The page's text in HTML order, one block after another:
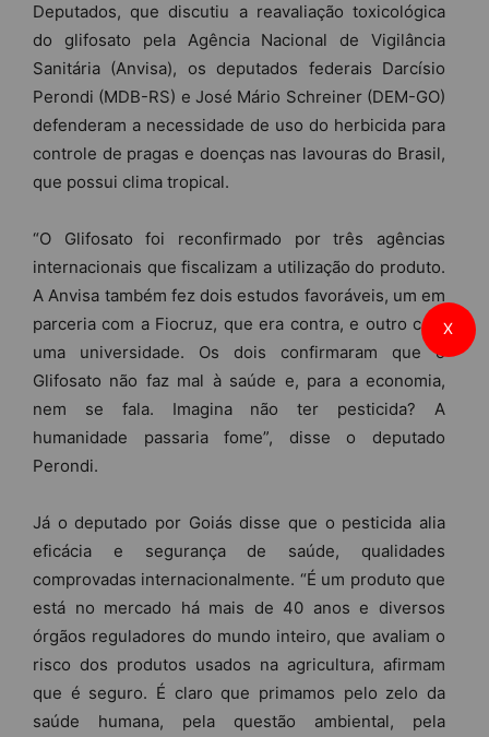
Deputados, que discutiu a reavaliação toxicológica
do glifosato pela Agência Nacional de Vigilância
Sanitária (Anvisa), os deputados federais Darcísio
Perondi (MDB-RS) e José Mário Schreiner (DEM-GO)
defenderam a necessidade de uso do herbicida para
controle de pragas e doenças nas lavouras do Brasil,
que possui clima tropical.
“O Glifosato foi reconfirmado por três agências
internacionais que fiscalizam a utilização do produto.
A Anvisa também fez dois estudos favoráveis, um em
parceria com a Fiocruz, que era contra, e outro com
uma universidade. Os dois confirmaram que o
Glifosato não faz mal à saúde e, para a economia,
nem se fala. Imagina não ter pesticida? A
humanidade passaria fome”, disse o deputado
Perondi.
Já o deputado por Goiás disse que o pesticida alia
eficácia e segurança de saúde, qualidades
comprovadas internacionalmente. “É um produto que
está no mercado há mais de 40 anos e diversos
órgãos reguladores do mundo inteiro, que avaliam o
risco dos produtos usados na agricultura, afirmam
que é seguro. É claro que primamos pelo zelo da
saúde humana, pela questão ambiental, pela
X